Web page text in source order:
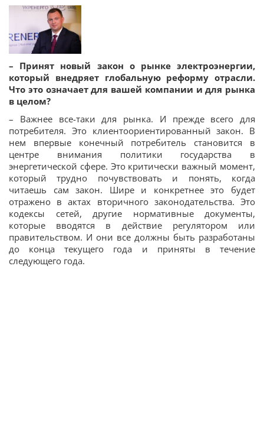
– Принят новый закон о рынке электроэнергии,
который внедряет глобальную реформу отрасли.
Что это означает для вашей компании и для рынка
в целом?
– Важнее все-таки для рынка. И прежде всего для
потребителя. Это клиентоориентированный закон. В
нем впервые конечный потребитель становится в
центре внимания политики государства в
энергетической сфере. Это критически важный момент,
который трудно почувствовать и понять, когда
читаешь сам закон. Шире и конкретнее это будет
отражено в актах вторичного законодательства. Это
кодексы сетей, другие нормативные документы,
которые вводятся в действие регулятором или
правительством. И они все должны быть разработаны
до конца текущего года и приняты в течение
следующего года.